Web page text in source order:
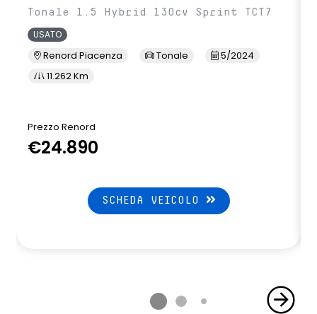
Tonale 1.5 Hybrid 130cv Sprint TCT7
USATO
Renord Piacenza Tonale
5/2024
11.262 Km
Prezzo Renord
€24.890
SCHEDA VEICOLO